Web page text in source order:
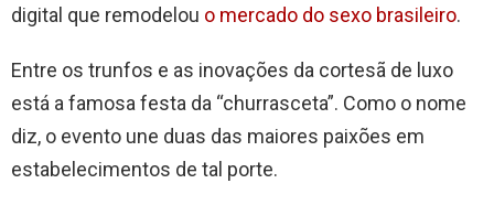
digital que remodelou o mercado do sexo brasileiro.
Entre os trunfos e as inovações da cortesã de luxo
está a famosa festa da “churrasceta”. Como o nome
diz, o evento une duas das maiores paixões em
estabelecimentos de tal porte.